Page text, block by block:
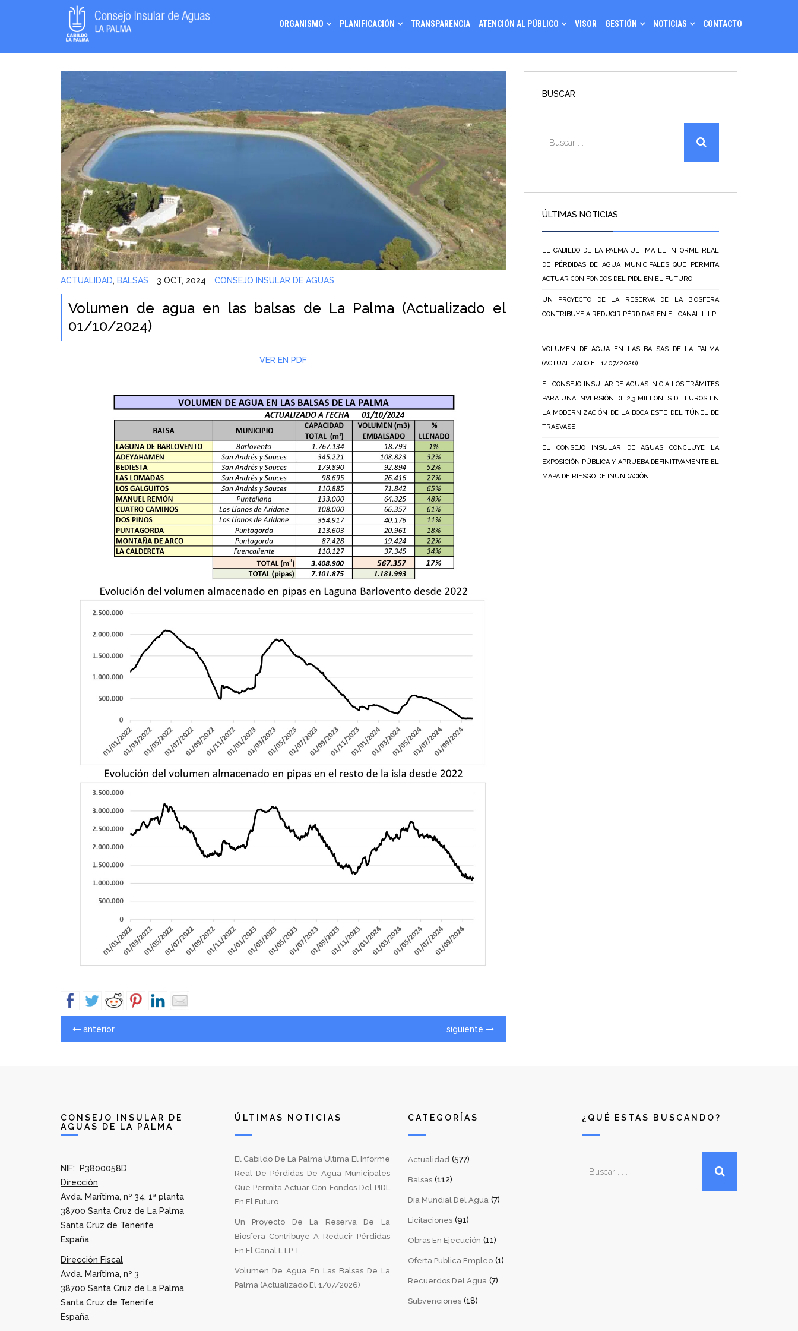
ORGANISMO PLANIFICACIÓN TRANSPARENCIA ATENCIÓN AL PÚBLICO VISOR GESTIÓN NOTICIAS CONTACTO
ACTUALIDAD, BALSAS 3 OCT, 2024 CONSEJO INSULAR DE AGUAS
Volumen de agua en las balsas de La Palma (Actualizado el
01/10/2024)
VER EN PDF
anterior siguiente
BUSCAR
ÚLTIMAS NOTICIAS
EL CABILDO DE LA PALMA ULTIMA EL INFORME REAL
DE PÉRDIDAS DE AGUA MUNICIPALES QUE PERMITA
ACTUAR CON FONDOS DEL PIDL EN EL FUTURO
UN PROYECTO DE LA RESERVA DE LA BIOSFERA
CONTRIBUYE A REDUCIR PÉRDIDAS EN EL CANAL L LP-
I
VOLUMEN DE AGUA EN LAS BALSAS DE LA PALMA
(ACTUALIZADO EL 1/07/2026)
EL CONSEJO INSULAR DE AGUAS INICIA LOS TRÁMITES
PARA UNA INVERSIÓN DE 2,3 MILLONES DE EUROS EN
LA MODERNIZACIÓN DE LA BOCA ESTE DEL TÚNEL DE
TRASVASE
EL CONSEJO INSULAR DE AGUAS CONCLUYE LA
EXPOSICIÓN PÚBLICA Y APRUEBA DEFINITIVAMENTE EL
MAPA DE RIESGO DE INUNDACIÓN
CONSEJO INSULAR DE
AGUAS DE LA PALMA
NIF: P3800058D
Dirección
Avda. Marítima, nº 34, 1ª planta
38700 Santa Cruz de La Palma
Santa Cruz de Tenerife
España
Dirección Fiscal
Avda. Marítima, nº 3
38700 Santa Cruz de La Palma
Santa Cruz de Tenerife
España
ÚLTIMAS NOTICIAS
El Cabildo De La Palma Ultima El Informe
Real De Pérdidas De Agua Municipales
Que Permita Actuar Con Fondos Del PIDL
En El Futuro
Un Proyecto De La Reserva De La
Biosfera Contribuye A Reducir Pérdidas
En El Canal L LP-I
Volumen De Agua En Las Balsas De La
Palma (Actualizado El 1/07/2026)
CATEGORÍAS
Actualidad (577)
Balsas (112)
Día Mundial Del Agua (7)
Licitaciones (91)
Obras En Ejecución (11)
Oferta Publica Empleo (1)
Recuerdos Del Agua (7)
Subvenciones (18)
¿QUÉ ESTAS BUSCANDO?